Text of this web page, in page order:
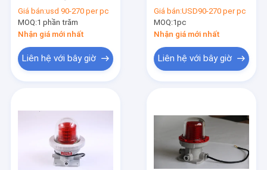
chống chướng ngại
vật Đèn LED sân bay
Áp lực chống chướng
ngại vật Hàng không
Giá bán:usd 90-270 per pc
MOQ:1 phần trăm
Nhận giá mới nhất
Liên hệ với bây giờ
chắn phi cơ cảnh báo
máy bay cho các khu
vực nguy hiểm Ánh
sáng
Giá bán:USD90-270 per pc
MOQ:1pc
Nhận giá mới nhất
Liên hệ với bây giờ